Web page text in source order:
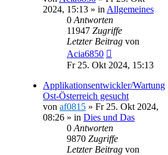
2024, 15:13 » in Allgemeines
0 Antworten
11947 Zugriffe
Letzter Beitrag von
Acia6850
Fr 25. Okt 2024, 15:13
Applikationsentwickler/Wartung
Ost-Österreich gesucht
von af0815 » Fr 25. Okt 2024,
08:26 » in Dies und Das
0 Antworten
9870 Zugriffe
Letzter Beitrag von